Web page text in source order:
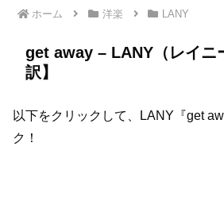
ホーム 洋楽 LANY
get away – LANY（レイニ
訳】
以下をクリックして、LANY『get
ク！